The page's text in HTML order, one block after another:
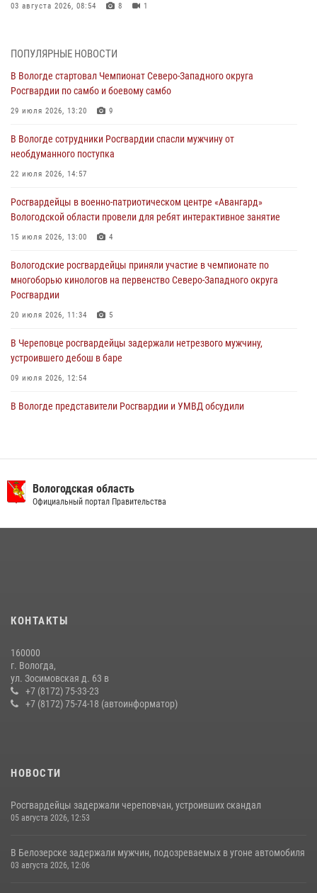
03 августа 2026, 08:54 8 1
ОХРАНЫ РОСГВАРДИИ В ВОЛОГОДСКОЙ ОБЛАСТИ ЗАДЕРЖАНО 23
02 августа 2026, 10:37
Росгвардейцы в г. Соколе задержали несовершеннолетнего
31 июля 2026, 06:43
В Вологде стартовал Чемпионат Северо-Западного округа
29 июля 2026, 13:20
В Вологде росгвардейцы задержали мужчину, подозреваемого в
29 июля 2026, 09:08
ПОПУЛЯРНЫЕ НОВОСТИ
В Вологде стартовал Чемпионат Северо-Западного округа
Росгвардии по самбо и боевому самбо
29 июля 2026, 13:20 9
В Вологде сотрудники Росгвардии спасли мужчину от
необдуманного поступка
22 июля 2026, 14:57
Росгвардейцы в военно-патриотическом центре «Авангард»
Вологодской области провели для ребят интерактивное занятие
15 июля 2026, 13:00 4
Вологодские росгвардейцы приняли участие в чемпионате по
многоборью кинологов на первенство Северо-Западного округа
Росгвардии
20 июля 2026, 11:34 5
В Череповце росгвардейцы задержали нетрезвого мужчину,
устроившего дебош в баре
09 июля 2026, 12:54
В Вологде представители Росгвардии и УМВД обсудили
стрельбу
27 июля 2026, 07:28
минувшую неделю
21 единицу оружия изъяли за минувшую неделю сотрудники
Росгвардии в Вологодской области
20 июля 2026, 10:47
Вологодская область
Официальный портал Правительства
КОНТАКТЫ
160000
г. Вологда,
ул. Зосимовская д. 63 в
+7 (8172) 75-33-23
+7 (8172) 75-74-18 (автоинформатор)
НОВОСТИ
Росгвардейцы задержали череповчан, устроивших скандал
05 августа 2026, 12:53
В Белозерске задержали мужчин, подозреваемых в угоне автомобиля
03 августа 2026, 12:06